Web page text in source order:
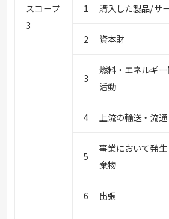
スコープ
3
購入した製品/サ
資本財
燃料・エネルギ
活動
上流の輸送・流通
事業において発
棄物
出張